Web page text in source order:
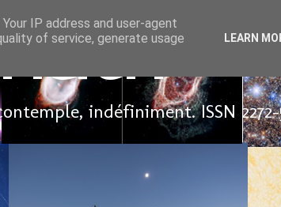
haut
indéfiniment. ISSN 2272-
IP address and user-agent
of service, generate usage
LEARN